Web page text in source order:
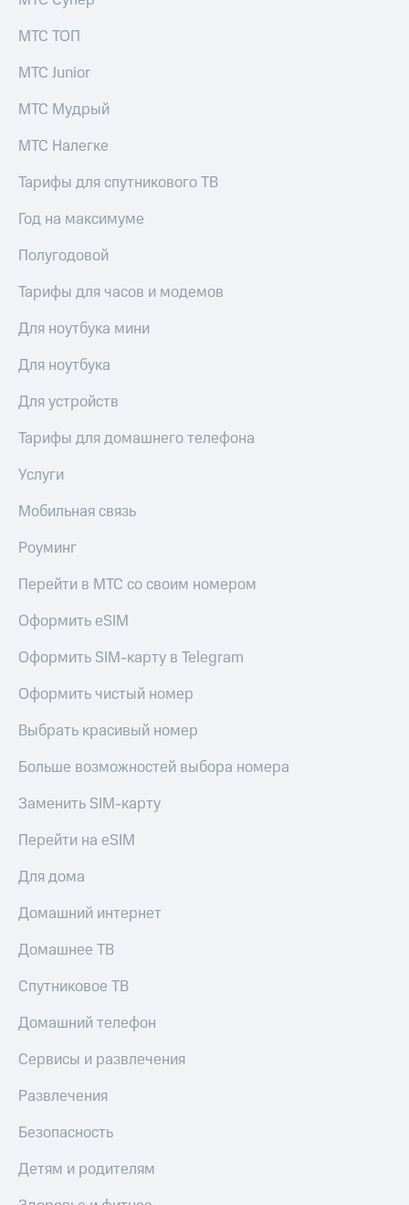
МТС ТОП
МТС Junior
МТС Мудрый
МТС Налегке
Тарифы для спутникового ТВ
Год на максимуме
Полугодовой
Тарифы для часов и модемов
Для ноутбука мини
Для ноутбука
Для устройств
Тарифы для домашнего телефона
Услуги
Мобильная связь
Роуминг
Перейти в МТС со своим номером
Оформить eSIM
Оформить SIM-карту в Telegram
Оформить чистый номер
Выбрать красивый номер
Больше возможностей выбора номера
Заменить SIM-карту
Перейти на eSIM
Для дома
Домашний интернет
Домашнее ТВ
Спутниковое ТВ
Домашний телефон
Сервисы и развлечения
Развлечения
Безопасность
Детям и родителям